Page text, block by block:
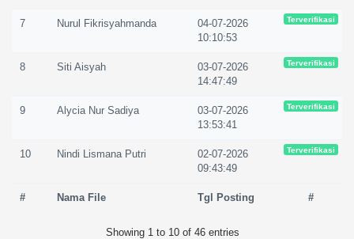
7 Nurul Fikrisyahmanda
04-07-2026
10:10:53
Terverifikasi
8 Siti Aisyah
03-07-2026
14:47:49
Terverifikasi
9 Alycia Nur Sadiya
03-07-2026
13:53:41
Terverifikasi
10 Nindi Lismana Putri
02-07-2026
09:43:49
Terverifikasi
# Nama File Tgl Posting #
Showing 1 to 10 of 46 entries